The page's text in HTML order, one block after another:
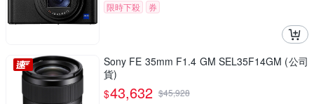
限時下殺
券
Sony FE 35mm F1.4 GM SEL35F14GM (公司
貨)
$43,632 $45,928